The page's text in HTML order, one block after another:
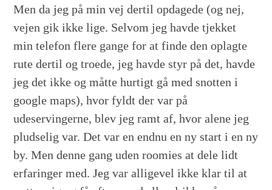
Men da jeg på min vej dertil opdagede (og nej,
vejen gik ikke lige. Selvom jeg havde tjekket
min telefon flere gange for at finde den oplagte
rute dertil og troede, jeg havde styr på det, havde
jeg det ikke og måtte hurtigt gå med snotten i
google maps), hvor fyldt der var på
udeservingerne, blev jeg ramt af, hvor alene jeg
pludselig var. Det var en endnu en ny start i en ny
by. Men denne gang uden roomies at dele lidt
erfaringer med. Jeg var alligevel ikke klar til at